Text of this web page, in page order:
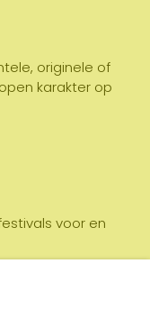
originele of
karakter op
voor en